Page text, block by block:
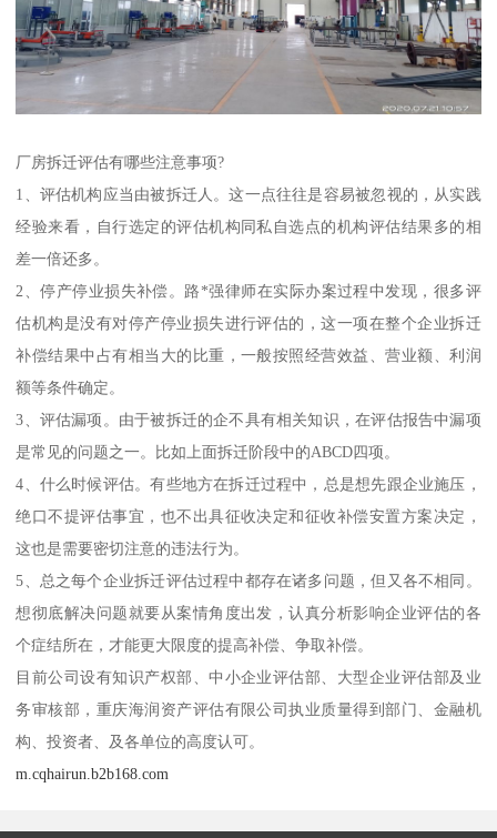
厂房拆迁评估有哪些注意事项?
1、评估机构应当由被拆迁人。这一点往往是容易被忽视的，从实践
经验来看，自行选定的评估机构同私自选点的机构评估结果多的相
差一倍还多。
2、停产停业损失补偿。路*强律师在实际办案过程中发现，很多评
估机构是没有对停产停业损失进行评估的，这一项在整个企业拆迁
补偿结果中占有相当大的比重，一般按照经营效益、营业额、利润
额等条件确定。
3、评估漏项。由于被拆迁的企不具有相关知识，在评估报告中漏项
是常见的问题之一。比如上面拆迁阶段中的ABCD四项。
4、什么时候评估。有些地方在拆迁过程中，总是想先跟企业施压，
绝口不提评估事宜，也不出具征收决定和征收补偿安置方案决定，
这也是需要密切注意的违法行为。
5、总之每个企业拆迁评估过程中都存在诸多问题，但又各不相同。
想彻底解决问题就要从案情角度出发，认真分析影响企业评估的各
个症结所在，才能更大限度的提高补偿、争取补偿。
目前公司设有知识产权部、中小企业评估部、大型企业评估部及业
务审核部，重庆海润资产评估有限公司执业质量得到部门、金融机
构、投资者、及各单位的高度认可。
m.cqhairun.b2b168.com